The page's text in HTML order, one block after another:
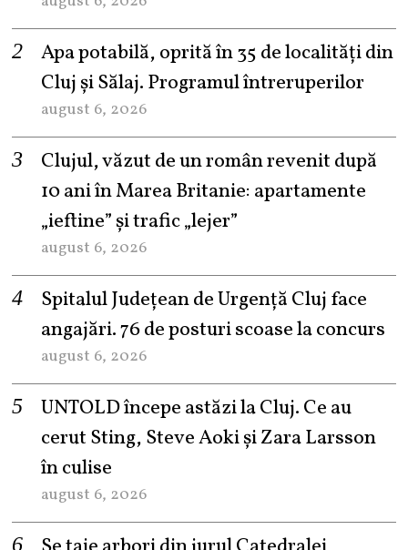
Apa potabilă, oprită în 35 de localități din
Cluj și Sălaj. Programul întreruperilor
august 6, 2026
Clujul, văzut de un român revenit după
10 ani în Marea Britanie: apartamente
„ieftine” și trafic „lejer”
august 6, 2026
Spitalul Județean de Urgență Cluj face
angajări. 76 de posturi scoase la concurs
august 6, 2026
UNTOLD începe astăzi la Cluj. Ce au
cerut Sting, Steve Aoki și Zara Larsson
în culise
august 6, 2026